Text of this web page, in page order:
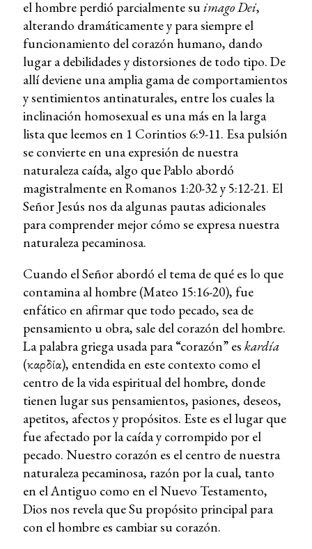
el hombre perdió parcialmente suimago Dei,
alterando dramáticamente y para siempre el
funcionamiento del corazón humano, dando
lugar a debilidades y distorsiones de todo tipo. De
allí deviene una amplia gama de comportamientos
y sentimientos antinaturales, entre los cuales la
inclinación homosexual es una más en la larga
lista que leemos en 1 Corintios 6:9-11. Esa pulsión
se convierte en una expresión de nuestra
naturaleza caída, algo que Pablo abordó
magistralmente en Romanos 1:20-32 y 5:12-21. El
Señor Jesús nos da algunas pautas adicionales
para comprender mejor cómo se expresa nuestra
naturaleza pecaminosa.
Cuando el Señor abordó el tema de qué es lo que
contamina al hombre (Mateo 15:16-20), fue
enfático en afirmar que todo pecado, sea de
pensamiento u obra, sale del corazón del hombre.
La palabra griega usada para “corazón” es kardía
(καρδία), entendida en este contexto como el
centro de la vida espiritual del hombre, donde
tienen lugar sus pensamientos, pasiones, deseos,
apetitos, afectos y propósitos. Este es el lugar que
fue afectado por la caída y corrompido por el
pecado. Nuestro corazón es el centro de nuestra
naturaleza pecaminosa, razón por la cual, tanto
en el Antiguo como en el Nuevo Testamento,
Dios nos revela que Su propósito principal para
con el hombre es cambiar su corazón.